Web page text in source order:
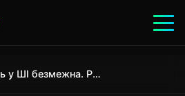
Пам'ять у ШІ безмежна. Розуміння в ній — нуль.